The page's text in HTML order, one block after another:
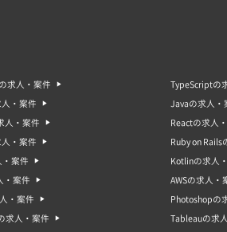
求人・案件 TypeScriptの
・案件 Javaの求人・
人・案件 Reactの求人
人・案件 Ruby on Rails
・案件 Kotlinの求人
・案件 AWSの求人・
・案件 Photoshopの
求人・案件 Tableauの求